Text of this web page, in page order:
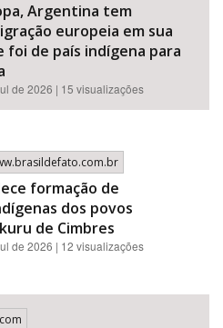
Argentina tem
europeia em sua
foi de país indígena para
de 2026 | 15 visualizações
formação de
dos povos
de Cimbres
de 2026 | 12 visualizações